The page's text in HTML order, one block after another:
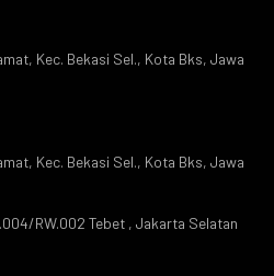
Kec. Bekasi Sel., Kota Bks, Jawa
Kec. Bekasi Sel., Kota Bks, Jawa
RW.002 Tebet , Jakarta Selatan